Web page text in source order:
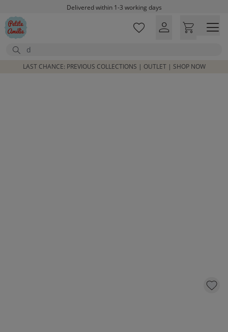
Skip to main contentDelivered within 1-3 working days
Free shipping on orders above £100*
Search
LAST CHANCE: PREVIOUS COLLECTIONS | OUTLET | SHOP NOW